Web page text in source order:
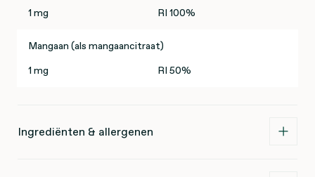
1 mg RI 100%
Mangaan (als mangaancitraat)
1 mg
RI 50%
Ingrediënten & allergenen